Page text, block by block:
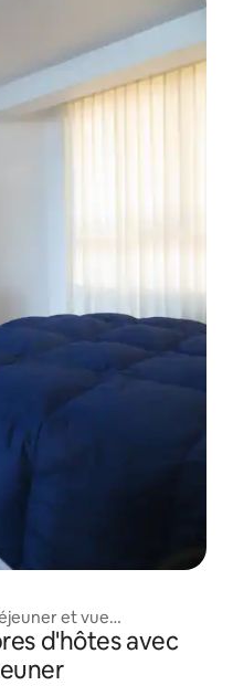
et vue
d'hôtes avec